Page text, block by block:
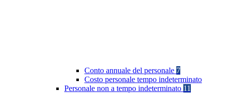
Conto annuale del personale 7
Costo personale tempo indeterminato
Personale non a tempo indeterminato 11